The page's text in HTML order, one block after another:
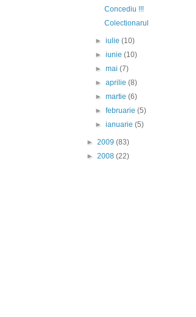
Concediu !!!
Colectionarul
►iulie(10)
►iunie(10)
►mai(7)
►aprilie(8)
►martie(6)
►februarie(5)
►ianuarie(5)
► 2009 (83)
► 2008 (22)